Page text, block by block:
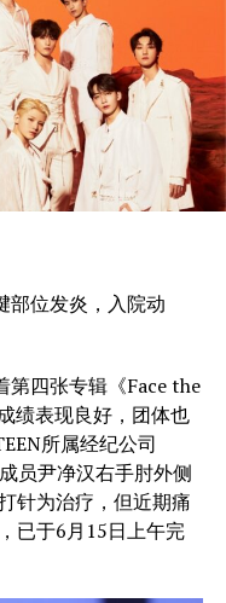
部位发炎，入院动
第四张专辑《Face the
绩表现良好，团体也
所属经纪公司
员尹净汉右手肘外侧
针为治疗，但近期痛
已于6月15日上午完